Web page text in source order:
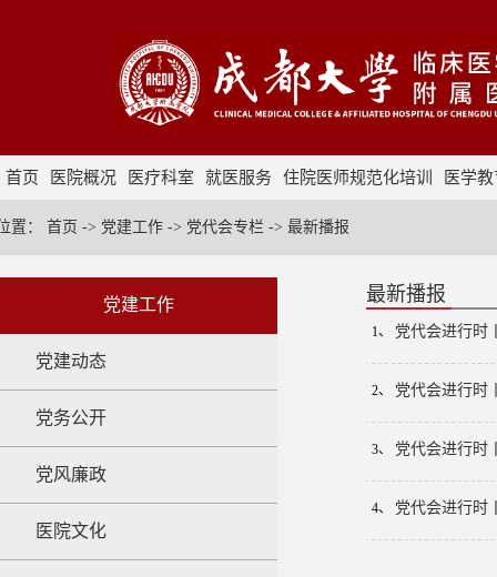
首页 医院概况 医疗科室 就医服务 住院医师规范化培训 医学
采购招标
置： 首页 -> 党建工作 -> 党代会专栏 -> 最新播报
党建工作
党建动态
党务公开
党风廉政
医院文化
最新播报
1、 党代会进行时
2、 党代会进行时
3、 党代会进行时
4、 党代会进行时